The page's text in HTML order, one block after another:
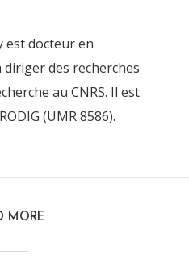
est docteur en
des recherches
au CNRS. Il est
(UMR 8586).
MORE